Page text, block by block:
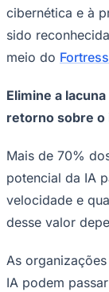
Fluminense
cibernética e à
sido
meio do
Elimine a
retorno sobre o
Mais de 70%
potencial da IA
velocidade e
desse valor
As
IA podem